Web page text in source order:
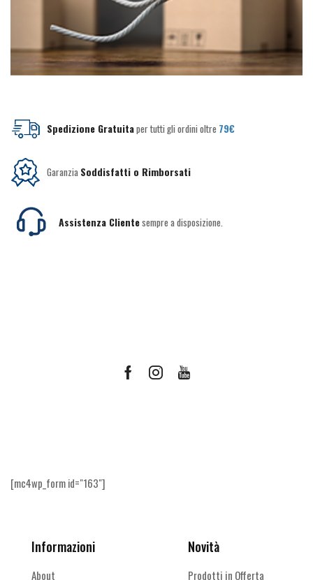
Spedizione Gratuitaper tutti gli ordini oltre 79€
Garanzia Soddisfatti o Rimborsati
Assistenza Clientesempre a disposizione.
FacebookInstagramYoutube
[mc4wp_form id="163"]
Informazioni
About
Novità
Prodotti in Offerta